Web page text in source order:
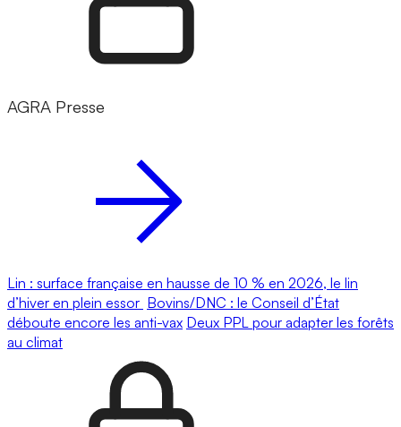
AGRA Presse
Lin : surface française en hausse de 10 % en 2026, le lin
d’hiver en plein essor Bovins/DNC : le Conseil d’État
déboute encore les anti-vax Deux PPL pour adapter les forêts
au climat